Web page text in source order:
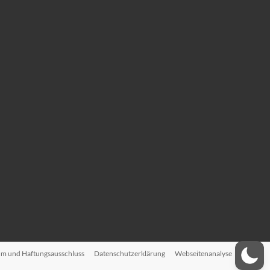
und Haftungsausschluss Datenschutzerklärung Webseitenanalyse